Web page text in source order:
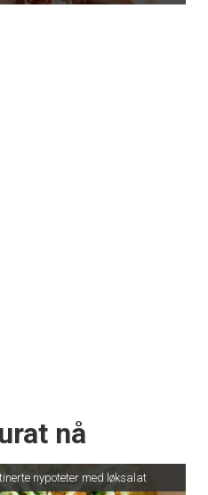
nå
nypoteter med løksalat